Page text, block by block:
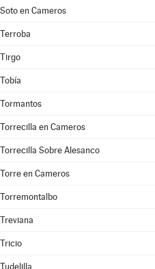
Soto en Cameros
Terroba
Tirgo
Tobía
Tormantos
Torrecilla en Cameros
Torrecilla Sobre Alesanco
Torre en Cameros
Torremontalbo
Treviana
Tricio
Tudelilla